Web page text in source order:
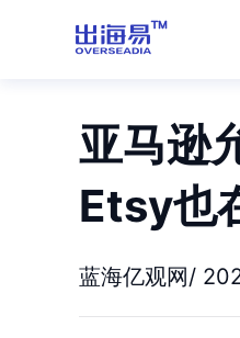
亚马逊
Etsy也
蓝海亿观网/